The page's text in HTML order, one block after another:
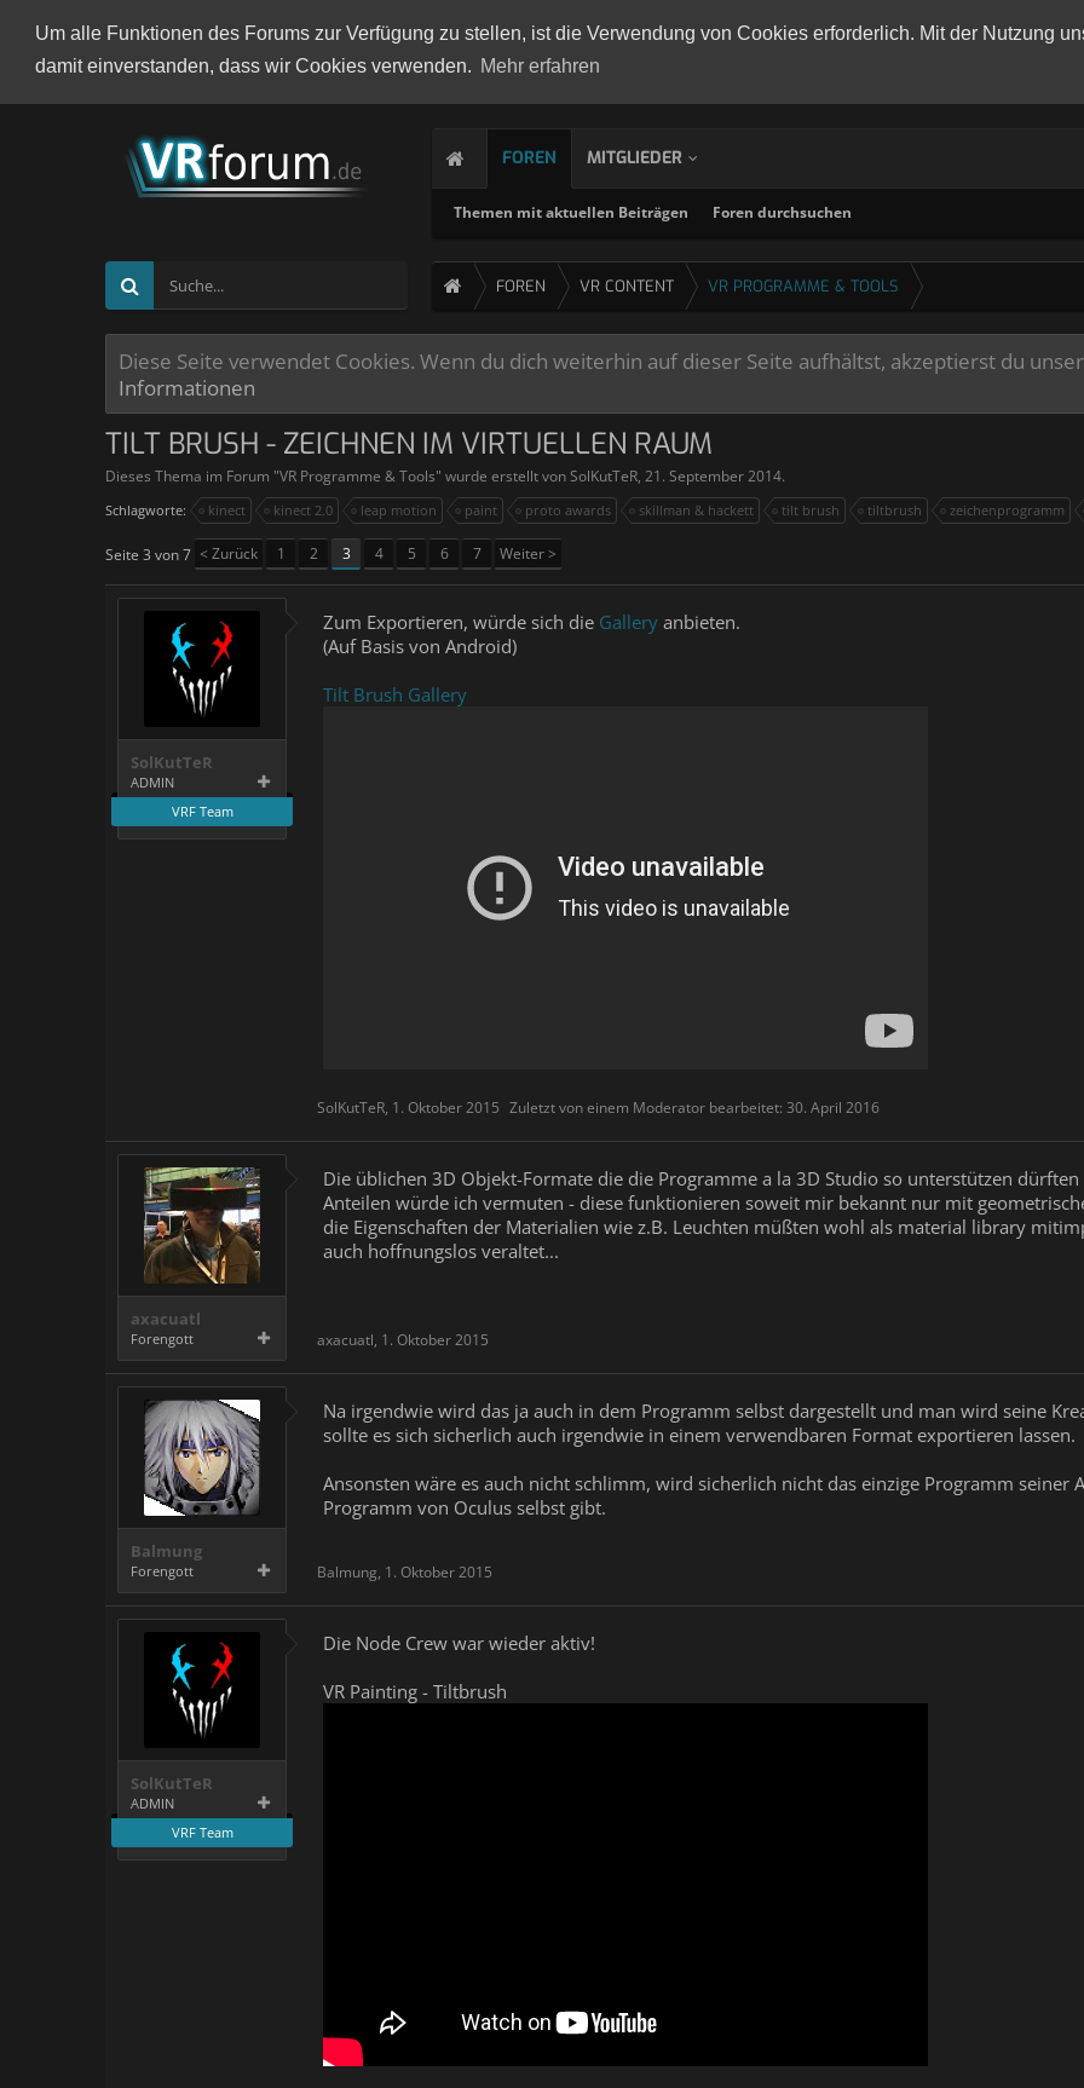
Um alle Funktionen des Forums zur Verfügung zu stellen, ist die Verwendung von Cookies erforderlich. Mit der Nutzung
damit einverstanden, dass wir Cookies verwenden. Mehr erfahren
FOREN
Themen mit aktuellen Beiträgen Foren durchsuchen
MITGLIEDER
FOREN VR CONTENT VR PROGRAMME & TOOLS
Diese Seite verwendet Cookies. Wenn du dich weiterhin auf dieser Seite aufhältst, akzeptierst du
Informationen
TILT BRUSH - ZEICHNEN IM VIRTUELLEN RAUM
Dieses Thema im Forum "VR Programme & Tools" wurde erstellt vonSolKutTeR, 21. September 2014.
Schlagworte: kinect kinect 2.0 leap motion paint proto awards skillman & hackett tilt brush tiltbrush zeichenprogramm
Seite 3 von 7 < Zurück 1 2 3 4 5 6 7 Weiter >
SolKutTeR
ADMIN
VRF Team
Zum Exportieren, würde sich die Gallery anbieten.
(Auf Basis von Android)
Tilt Brush Gallery
SolKutTeR, 1. Oktober 2015 Zuletzt von einem Moderator bearbeitet: 30. April 2016
axacuatl
Forengott
Die üblichen 3D Objekt-Formate die die Programme a la 3D Studio so unterstützen
Anteilen würde ich vermuten - diese funktionieren soweit mir bekannt nur mit
die Eigenschaften der Materialien wie z.B. Leuchten müßten wohl als material library
auch hoffnungslos veraltet...
axacuatl, 1. Oktober 2015
Balmung
Forengott
Na irgendwie wird das ja auch in dem Programm selbst dargestellt und man wird seine
sollte es sich sicherlich auch irgendwie in einem verwendbaren Format exportieren lassen.
Ansonsten wäre es auch nicht schlimm, wird sicherlich nicht das einzige Programm seiner
Programm von Oculus selbst gibt.
Balmung, 1. Oktober 2015
SolKutTeR
ADMIN
VRF Team
Die Node Crew war wieder aktiv!
VR Painting - Tiltbrush